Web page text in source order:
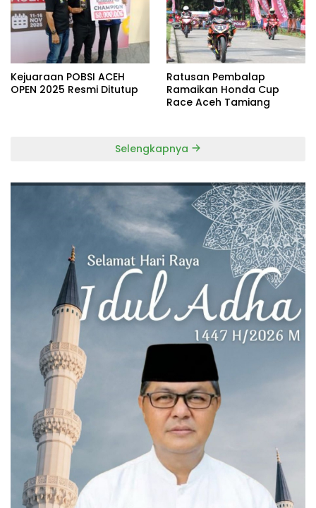
Kejuaraan POBSI ACEH
OPEN 2025 Resmi Ditutup
Ratusan Pembalap
Ramaikan Honda Cup
Race Aceh Tamiang
Selengkapnya